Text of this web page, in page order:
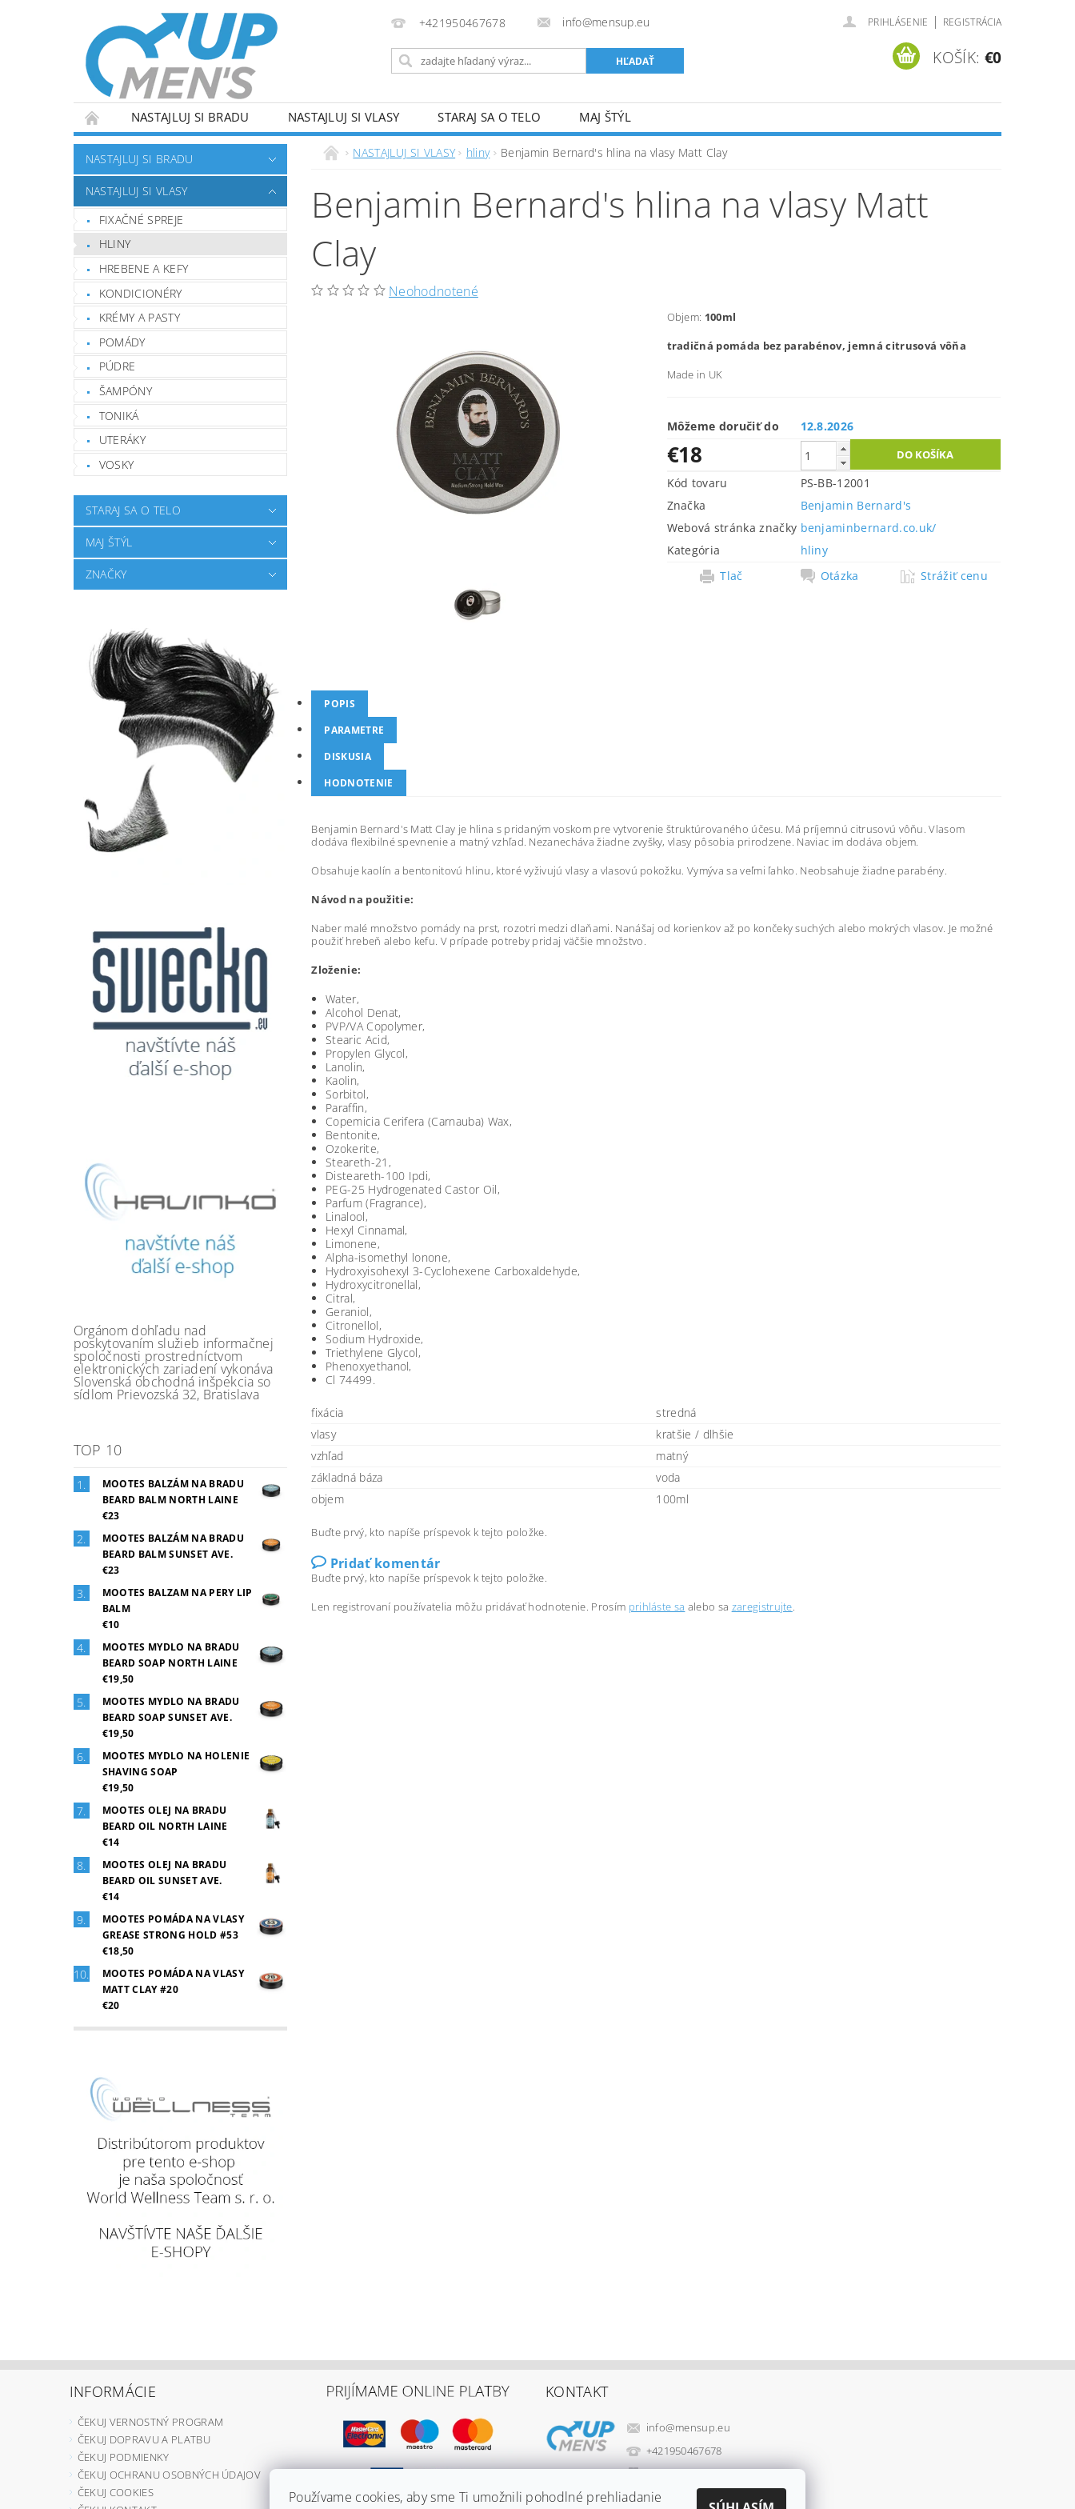
+421950467678 info@mensup.eu PRIHLÁSENIE | REGISTRÁCIA
KOŠÍK: €0
NASTAJLUJ SI BRADU NASTAJLUJ SI VLASY STARAJ SA O TELO MAJ ŠTÝL
NASTAJLUJ SI BRADU
NASTAJLUJ SI VLASY
FIXAČNÉ SPREJE
HLINY
HREBENE A KEFY
KONDICIONÉRY
KRÉMY A PASTY
POMÁDY
PÚDRE
ŠAMPÓNY
TONIKÁ
UTERÁKY
VOSKY
STARAJ SA O TELO
MAJ ŠTÝL
ZNAČKY
Orgánom dohľadu nad
poskytovaním služieb informačnej
spoločnosti prostredníctvom
elektronických zariadení vykonáva
Slovenská obchodná inšpekcia so
sídlom Prievozská 32, Bratislava
TOP 10
MOOTES BALZÁM NA BRADU
BEARD BALM NORTH LAINE
€23
MOOTES BALZÁM NA BRADU
BEARD BALM SUNSET AVE.
€23
MOOTES BALZAM NA PERY LIP
BALM
€10
MOOTES MYDLO NA BRADU
BEARD SOAP NORTH LAINE
€19,50
MOOTES MYDLO NA BRADU
BEARD SOAP SUNSET AVE.
€19,50
MOOTES MYDLO NA HOLENIE
SHAVING SOAP
€19,50
MOOTES OLEJ NA BRADU
BEARD OIL NORTH LAINE
€14
MOOTES OLEJ NA BRADU
BEARD OIL SUNSET AVE.
€14
MOOTES POMÁDA NA VLASY
GREASE STRONG HOLD #53
€18,50
MOOTES POMÁDA NA VLASY
MATT CLAY #20
€20
NASTAJLUJ SI VLASY hliny Benjamin Bernard's hlina na vlasy Matt Clay
Benjamin Bernard's hlina na vlasy Matt
Clay
Neohodnotené
Objem: 100ml
tradičná pomáda bez parabénov, jemná citrusová vôňa
Made in UK
Môžeme doručiť do 12.8.2026
€18
Kód tovaru
PS-BB-12001
Značka
Benjamin Bernard's
Webová stránka značky benjaminbernard.co.uk/
Kategória
hliny
Tlač
Otázka Strážiť cenu
POPIS
PARAMETRE
DISKUSIA
HODNOTENIE
Benjamin Bernard's Matt Clay je hlina s pridaným voskom pre vytvorenie štruktúrovaného účesu. Má príjemnú citrusovú vôňu. Vlasom
dodáva flexibilné spevnenie a matný vzhľad. Nezanecháva žiadne zvyšky, vlasy pôsobia prirodzene. Naviac im dodáva objem.
Obsahuje kaolín a bentonitovú hlinu, ktoré vyživujú vlasy a vlasovú pokožku. Vymýva sa veľmi ľahko. Neobsahuje žiadne parabény.
Návod na použitie:
Naber malé množstvo pomády na prst, rozotri medzi dlaňami. Nanášaj od korienkov až po končeky suchých alebo mokrých vlasov. Je možné
použiť hrebeň alebo kefu. V prípade potreby pridaj väčšie množstvo.
Zloženie:
Water,
Alcohol Denat,
PVP/VA Copolymer,
Stearic Acid,
Propylen Glycol,
Lanolin,
Kaolin,
Sorbitol,
Paraffin,
Copemicia Cerifera (Carnauba) Wax,
Bentonite,
Ozokerite,
Steareth-21,
Disteareth-100 Ipdi,
PEG-25 Hydrogenated Castor Oil,
Parfum (Fragrance),
Linalool,
Hexyl Cinnamal,
Limonene,
Alpha-isomethyl lonone,
Hydroxyisohexyl 3-Cyclohexene Carboxaldehyde,
Hydroxycitronellal,
Citral,
Geraniol,
Citronellol,
Sodium Hydroxide,
Triethylene Glycol,
Phenoxyethanol,
Cl 74499.
fixácia
stredná
vlasy
kratšie / dlhšie
vzhľad
matný
základná báza
voda
objem
100ml
Buďte prvý, kto napíše príspevok k tejto položke.
Pridať komentár
Buďte prvý, kto napíše príspevok k tejto položke.
Len registrovaní používatelia môžu pridávať hodnotenie. Prosím prihláste sa alebo sa zaregistrujte.
INFORMÁCIE
ČEKUJ VERNOSTNÝ PROGRAM
ČEKUJ DOPRAVU A PLATBU
ČEKUJ PODMIENKY
ČEKUJ OCHRANU OSOBNÝCH ÚDAJOV
ČEKUJ COOKIES
KONTAKT
info@mensup.eu
+421950467678
World Wellness Team
Používame cookies, aby sme Ti umožnili pohodlné prehliadanie